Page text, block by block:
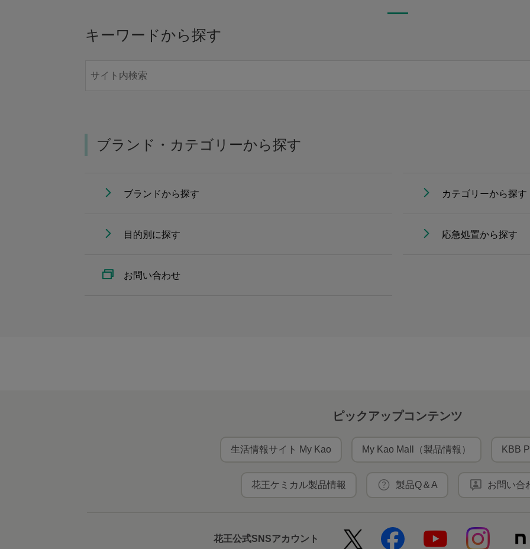
キーワードから探す
ブランド・カテゴリーから探す
ブランドから探す カテゴリーから探す
目的別に探す 応急処置から探す
お問い合わせ
ピックアップコンテンツ
生活情報サイト My Kao My Kao Mall（製品情報） KBB
花王ケミカル製品情報 製品Q＆A お問い合
花王公式SNSアカウント